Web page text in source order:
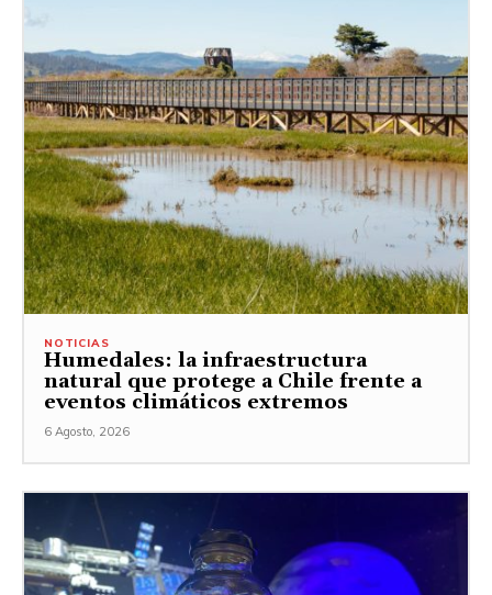
NOTICIAS
Humedales: la infraestructura
natural que protege a Chile frente a
eventos climáticos extremos
6 Agosto, 2026